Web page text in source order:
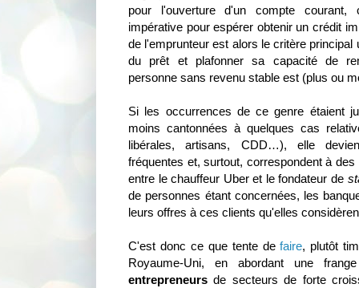
pour l'ouverture d'un compte courant,
impérative pour espérer obtenir un crédit
de l'emprunteur est alors le critère
du prêt et plafonner sa capacité de
personne sans revenu stable est (plus ou
Si les occurrences de ce genre étaient
moins cantonnées à quelques cas
libérales, artisans, CDD…), elle
fréquentes et, surtout, correspondent à des
entre le chauffeur Uber et le fondateur de
de personnes étant concernées, les
leurs offres à ces clients qu'elles
C'est donc ce que tente defaire, plutôt
Royaume-Uni, en abordant une
entrepreneurs de secteurs de forte